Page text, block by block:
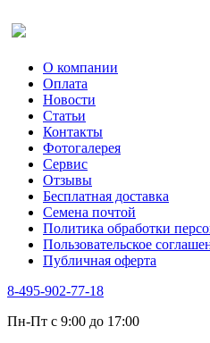
Тмин
Трава для чая
Туласи
Укроп
Фенхель пряный
Хризантема овощная
Цикорий пряный
Цикорий салатный
Черемша
Шпинат
Щавель
Эндивий
Эстрагон
Алтей
Бессмертник
О компании
Оплата
Новости
Статьи
Контакты
Фотогалерея​
Сервис
Отзывы
Бесплатная доставка
Семена почтой
Политика обработки
Пользовательское
Публичная оферта
8-495-902-77-18
Пн-Пт с 9:00 до 17:00